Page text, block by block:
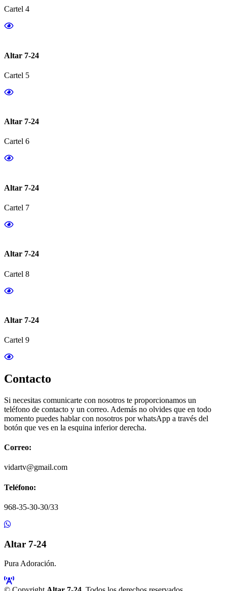
Cartel 4
Altar 7-24
Cartel 5
Altar 7-24
Cartel 6
Altar 7-24
Cartel 7
Altar 7-24
Cartel 8
Altar 7-24
Cartel 9
Contacto
Si necesitas comunicarte con nosotros te proporcionamos un
teléfono de contacto y un correo. Además no olvides que en todo
momento puedes hablar con nosotros por whatsApp a través del
botón que ves en la esquina inferior derecha.
Correo:
vidartv@gmail.com
Teléfono:
968-35-30-30/33
Altar 7-24
Pura Adoración.